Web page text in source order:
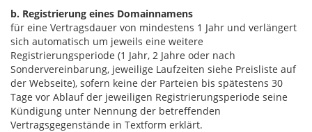
b. Registrierung eines Domainnamens
für eine Vertragsdauer von mindestens 1 Jahr und verlängert
sich automatisch um jeweils eine weitere
Registrierungsperiode (1 Jahr, 2 Jahre oder nach
Sondervereinbarung, jeweilige Laufzeiten siehe Preisliste auf
der Webseite), sofern keine der Parteien bis spätestens 30
Tage vor Ablauf der jeweiligen Registrierungsperiode seine
Kündigung unter Nennung der betreffenden
Vertragsgegenstände in Textform erklärt.